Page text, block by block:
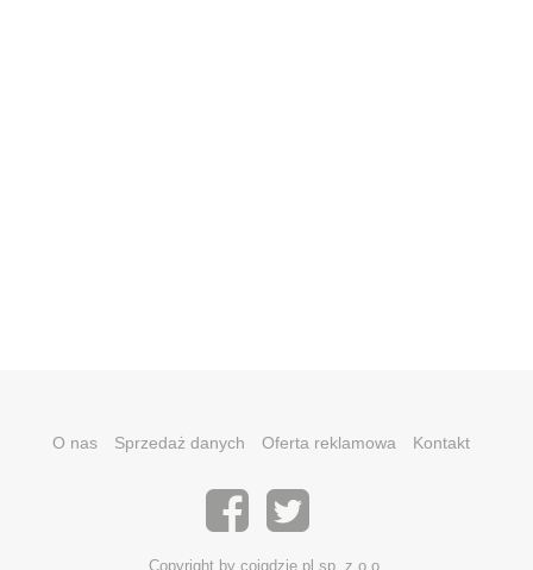
O nas Sprzedaż danych Oferta reklamowa Kontakt
Copyright by coigdzie.pl sp. z o.o.